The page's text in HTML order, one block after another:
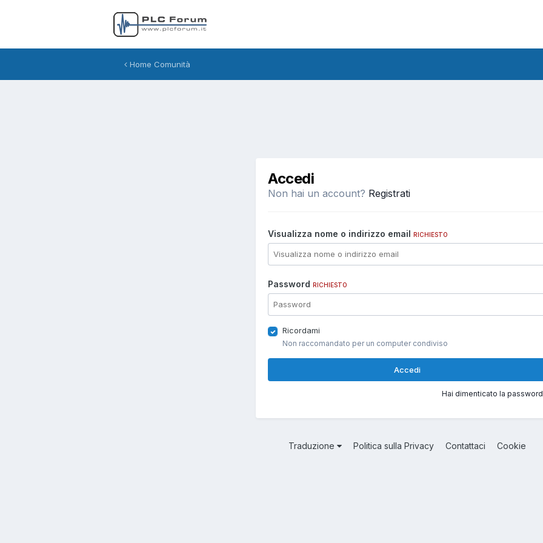
Home Comunità
Accedi
Non hai un account? Registrati
Visualizza nome o indirizzo email RICHIESTO
Password RICHIESTO
Ricordami
Non raccomandato per un computer condiviso
Accedi
Hai dimenticato la
Traduzione Politica sulla Privacy Contattaci Cookie